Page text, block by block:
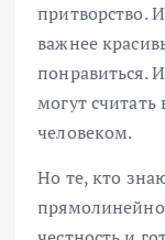
притворство.
важнее
понравиться.
могут
человеком.
Но те, кто